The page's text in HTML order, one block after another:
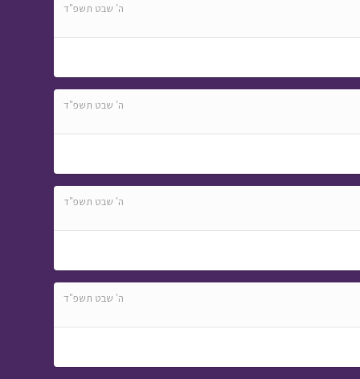
ה' שבט תשפ"ד
ה' שבט תשפ"ד
ה' שבט תשפ"ד
ה' שבט תשפ"ד